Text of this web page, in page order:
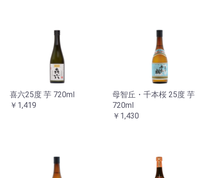
喜六25度 芋 720ml
￥1,419
母智丘・千本桜 25度 芋
720ml
￥1,430